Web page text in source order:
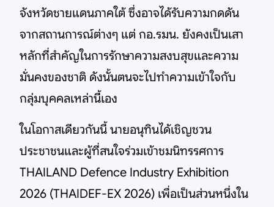
จังหวัดชายแดนภาคใต้ ซึ่งอาจได้รับความกดดัน
จากสถานการณ์ต่างๆ แต่ กอ.รมน. ยังคงเป็นเสา
หลักที่สำคัญในการรักษาความสงบสุขและความ
มั่นคงของชาติ ดังนั้นตนจะไปทำความเข้าใจกับ
กลุ่มบุคคลเหล่านี้เอง
ในโอกาสเดียวกันนี้ นายอนุทินได้เชิญชวน
ประชาชนและผู้ที่สนใจร่วมเข้าชมนิทรรศการ
THAILAND Defence Industry Exhibition
2026 (THAIDEF-EX 2026) เพื่อเป็นส่วนหนึ่งใน